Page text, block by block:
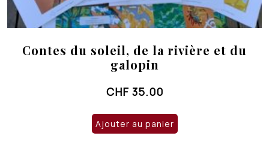
Contes du soleil, de la rivière et du
galopin
CHF 35.00
Ajouter au panier